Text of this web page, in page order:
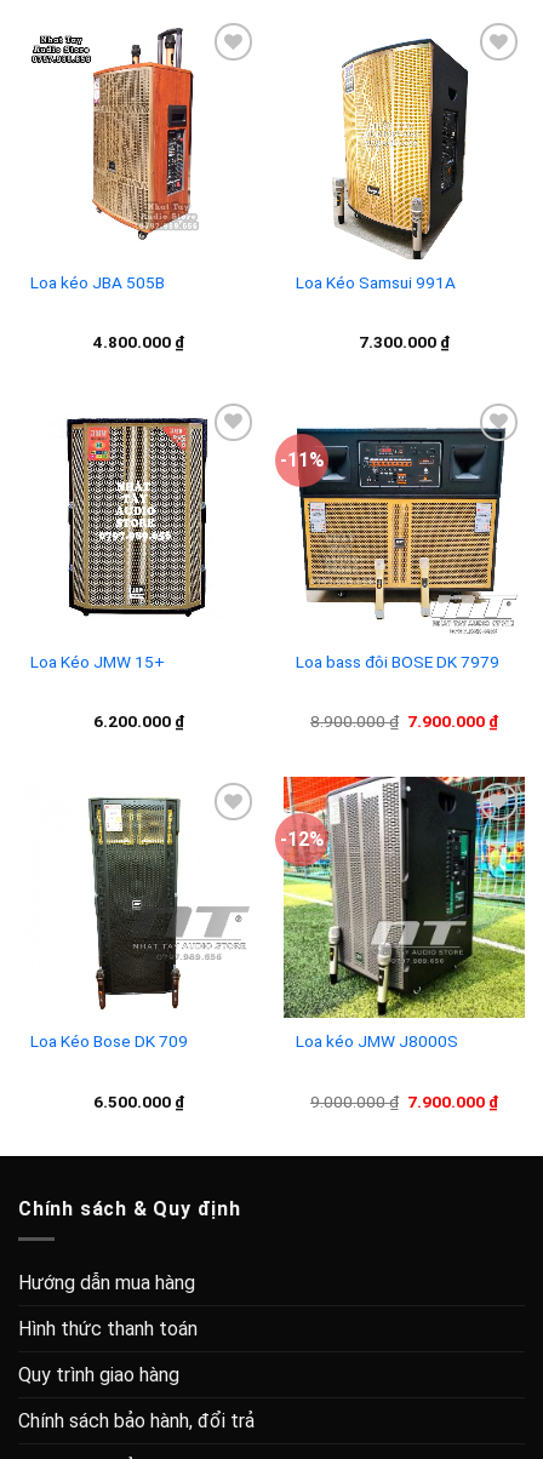
Loa kéo JBA 505B
4.800.000 ₫
Add to
wishlist
Loa Kéo Samsui 991A
7.300.000 ₫
Add to
wishlist
Loa Kéo JMW 15+
6.200.000 ₫
-11%
Add to
wishlist
Loa bass đôi BOSE DK 7979
8.900.000₫ Giá
7.900.000 ₫Giá
Loa Kéo Bose DK 709
6.500.000 ₫
-12%
Add to
wishlist
Loa kéo JMW J8000S
9.000.000₫ Giá
7.900.000 ₫Giá
Chính sách & Quy định
Hướng dẫn mua hàng
Hình thức thanh toán
Quy trình giao hàng
Chính sách bảo hành, đổi trả